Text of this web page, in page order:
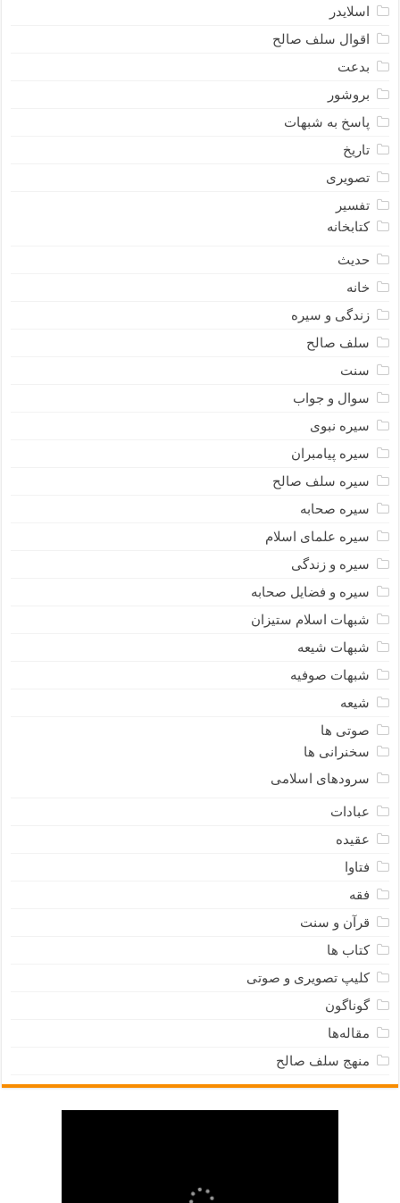
اسلایدر
اقوال سلف صالح
بدعت
بروشور
پاسخ به شبهات
تاریخ
تصویری
تفسیر
کتابخانه
حدیث
خانه
زندگی و سیره
سلف صالح
سنت
سوال و جواب
سیره نبوى
سیره پیامبران
سیره سلف صالح
سیره صحابه
سیره علمای اسلام
سیره و زندگی
سیره و فضایل صحابه
شبهات اسلام ستیزان
شبهات شیعه
شبهات صوفیه
شیعه
صوتی ها
سخنرانی ها
سرودهای اسلامی
عبادات
عقیده
فتاوا
فقه
قرآن و سنت
کتاب ها
کلیپ تصویری و صوتی
گوناگون
مقاله‌ها
منهج سلف صالح